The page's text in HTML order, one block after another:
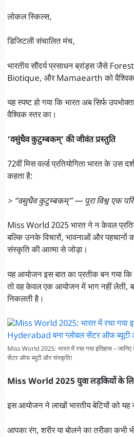
लोकल स्किल्स,
डिजिटली संचालित मंच,
भारतीय सौंदर्य प्रसाधन ब्रांड्स जैसे
Biotique, और Mamaearth को वैश्विक
यह स्पष्ट हो गया कि भारत अब सिर्फ
वैश्विक स्तर का।
‘वसुंधैव कुटुम्बकम्’ की जीवंत प्रस्तुति
72वीं मिस वर्ल्ड प्रतियोगिता भारत के उस
कहता है:
> “वसुधैव कुटुम्बकम्” — पूरा विश्व एक
Miss World 2025 भारत ने न केवल
बल्कि उनके विचारों, भावनाओं और पहचानों
संस्कृति की आत्मा से जोड़ा।
यह आयोजन इस बात का प्रतीक बन गया कि
तो वह केवल एक आयोजन में भाग नहीं लेती,
निकलती है।
Miss World 2025: भारत में रचा गया इतिहास –
सेंटर ऑफ ब्यूटी और संस्कृति!
Miss World 2025 युवा लड़कियों के लिए
इस आयोजन ने लाखों भारतीय बेटियों को यह
आपका रंग, शरीर या बोलने का तरीका कभी